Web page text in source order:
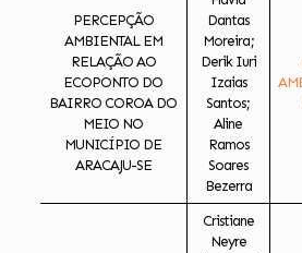
PERCEPÇÃO
AMBIENTAL EM
RELAÇÃO AO
ECOPONTO DO
BAIRRO COROA DO
MEIO NO
MUNICÍPIO DE
ARACAJU-SE
Dantas
Moreira;
Derik Iuri
Izaias
Santos;
Aline
Ramos
Soares
Bezerra
Cristiane
Neyre